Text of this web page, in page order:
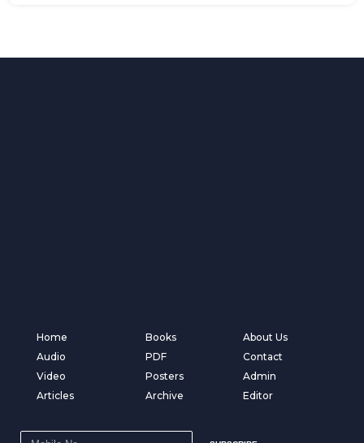
Home
Audio
Video
Articles
Books
PDF
Posters
Archive
About Us
Contact
Admin
Editor